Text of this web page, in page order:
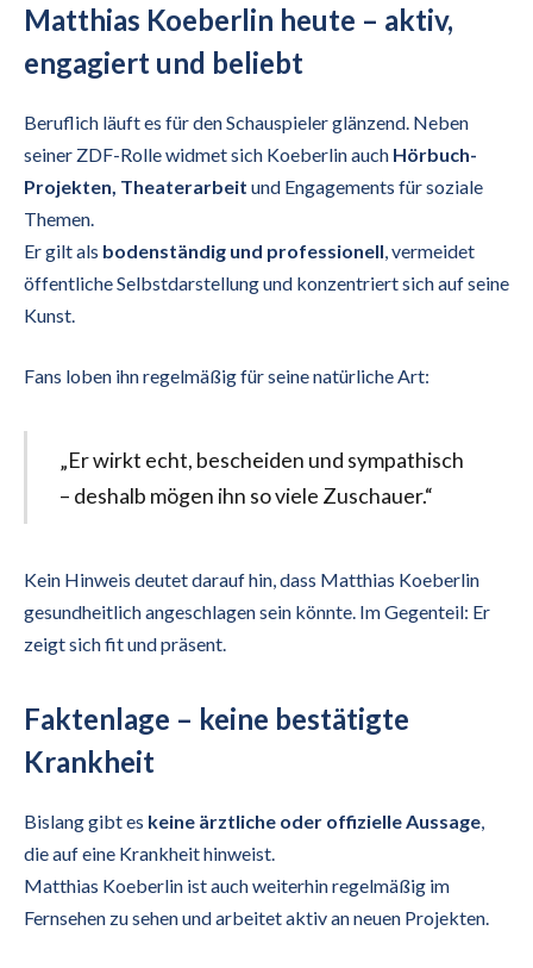
Matthias Koeberlin heute – aktiv,
engagiert und beliebt
Beruflich läuft es für den Schauspieler glänzend. Neben
seiner ZDF-Rolle widmet sich Koeberlin auch Hörbuch-
Projekten, Theaterarbeit und Engagements für soziale
Themen.
Er gilt als bodenständig und professionell , vermeidet
öffentliche Selbstdarstellung und konzentriert sich auf seine
Kunst.
Fans loben ihn regelmäßig für seine natürliche Art:
„Er wirkt echt, bescheiden und sympathisch
– deshalb mögen ihn so viele Zuschauer.“
Kein Hinweis deutet darauf hin, dass Matthias Koeberlin
gesundheitlich angeschlagen sein könnte. Im Gegenteil: Er
zeigt sich fit und präsent.
Faktenlage – keine bestätigte
Krankheit
Bislang gibt es keine ärztliche oder offizielle Aussage,
die auf eine Krankheit hinweist.
Matthias Koeberlin ist auch weiterhin regelmäßig im
Fernsehen zu sehen und arbeitet aktiv an neuen Projekten.